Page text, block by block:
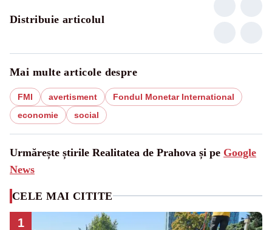
Distribuie articolul
Mai multe articole despre
FMI avertisment
Fondul Monetar International
economie
social
Urmărește știrile Realitatea de Prahova și pe Google
News
CELE MAI CITITE
1